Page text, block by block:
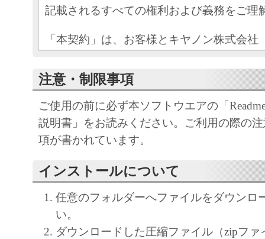
記載されるすべての権利および義務をご理
「本契約」は、お客様とキヤノン株式会社
がインストールされるキヤノンのソフトウ
ラインマニュアルおよびその他の電子的文
される場合、これらを含み、以下「許諾ソ
いいます。）のお客様による使用について
様とキヤノンとの間の法的な合意事項です
「許諾ソフトウェア」をインストールされ
契約」に同意したことになります。お客様
同意できない場合、「許諾ソフトウェア」
作業を中止し、「許諾ソフトウェア」をキ
売店にご返却ください。
注意・制限事項
ご使用の前に必ず本ソフトウエアの「
説明書」をお読みください。ご利用の際の
項が書かれています。
インストールについて
任意のフォルダーへファイルをダウンロ
い。
ダウンロードした圧縮ファイル（zipファ